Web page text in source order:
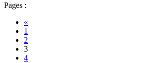
Pages :
«
1
2
3
4